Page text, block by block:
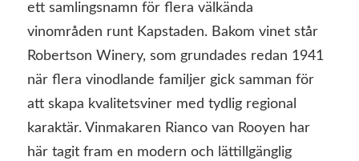
ett samlingsnamn för flera välkända
vinområden runt Kapstaden. Bakom vinet står
Robertson Winery, som grundades redan 1941
när flera vinodlande familjer gick samman för
att skapa kvalitetsviner med tydlig regional
karaktär. Vinmakaren Rianco van Rooyen har
här tagit fram en modern och lättillgänglig